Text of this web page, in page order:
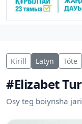
Kirill Latyn Tóte
#Elizabet
Osy teg boiynsha